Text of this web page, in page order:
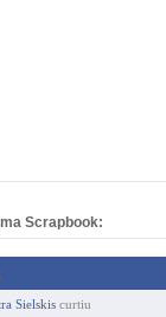
Scrapbook:
Sielskis curtiu